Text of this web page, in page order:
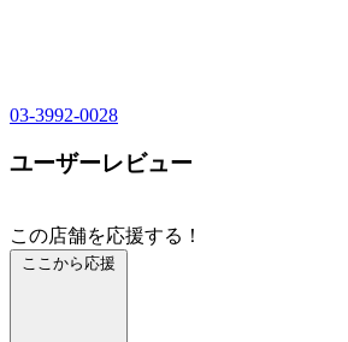
03-3992-0028
ユーザーレビュー
この店舗を応援する！
ここから応援